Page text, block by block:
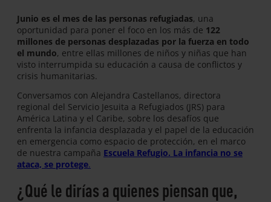
Junio es el mes de las personas refugiadas, una
oportunidad para poner el foco en los más de 122
millones de personas desplazadas por la fuerza en todo
el mundo, entre ellas millones de niños y niñas que han
visto interrumpida su educación a causa de conflictos y
crisis humanitarias.
Conversamos con Alejandra Castellanos, directora
regional del Servicio Jesuita a Refugiados (JRS) para
América Latina y el Caribe, sobre los desafíos que
enfrenta la infancia desplazada y el papel de la educación
en emergencia como espacio de protección, en el marco
de nuestra campaña Escuela Refugio. La infancia no se
ataca, se protege.
¿Qué le dirías a quienes piensan que,